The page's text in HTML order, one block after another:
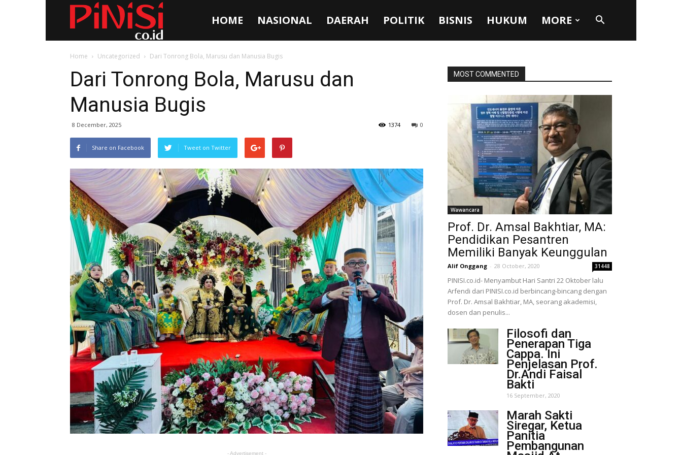
HOME NASIONAL DAERAH POLITIK BISNIS HUKUM MORE
Home Uncategorized Dari Tonrong Bola, Marusu dan Manusia Bugis
Dari Tonrong Bola, Marusu dan
Manusia Bugis
8 December, 2025 0
1374
Share on Facebook Tweet on Twitter
- Advertisement -
MOST COMMENTED
Wawancara
Prof. Dr. Amsal Bakhtiar, MA:
Pendidikan Pesantren
Memiliki Banyak Keunggulan
Alif Onggang - 28 October, 2020 31448
PINISI.co.id- Menyambut Hari Santri 22 Oktober lalu
Arfendi dari PINISI.co.id berbincang-bincang dengan
Prof. Dr. Amsal Bakhtiar, MA, seorang akademisi,
dosen dan penulis...
Filosofi dan
Penerapan Tiga
Cappa. Ini
Penjelasan Prof.
Dr.Andi Faisal
Bakti
16 September, 2020
Marah Sakti
Siregar, Ketua
Panitia
Pembangunan